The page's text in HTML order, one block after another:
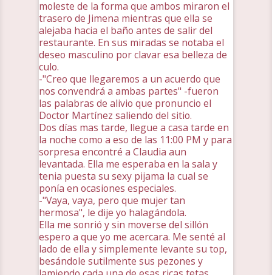
moleste de la forma que ambos miraron el
trasero de Jimena mientras que ella se
alejaba hacia el baño antes de salir del
restaurante. En sus miradas se notaba el
deseo masculino por clavar esa belleza de
culo.
-"Creo que llegaremos a un acuerdo que
nos convendrá a ambas partes" -fueron
las palabras de alivio que pronuncio el
Doctor Martínez saliendo del sitio.
Dos días mas tarde, llegue a casa tarde en
la noche como a eso de las 11:00 PM y para
sorpresa encontré a Claudia aun
levantada. Ella me esperaba en la sala y
tenia puesta su sexy pijama la cual se
ponía en ocasiones especiales.
-"Vaya, vaya, pero que mujer tan
hermosa", le dije yo halagándola.
Ella me sonrió y sin moverse del sillón
espero a que yo me acercara. Me senté al
lado de ella y simplemente levante su top,
besándole sutilmente sus pezones y